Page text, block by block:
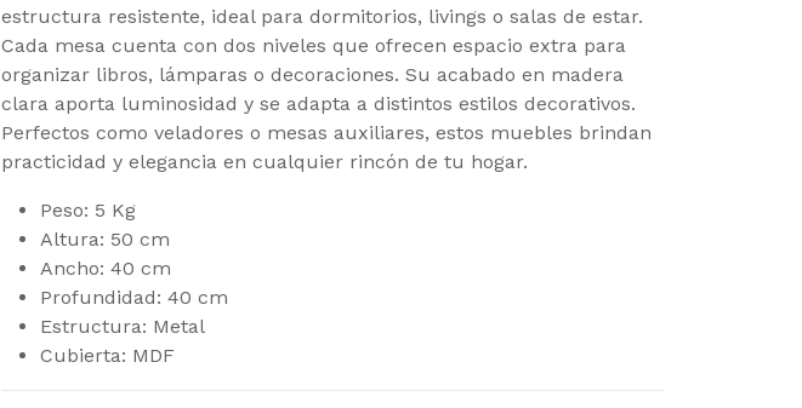
estructura resistente, ideal para dormitorios, livings o salas de estar.
Cada mesa cuenta con dos niveles que ofrecen espacio extra para
organizar libros, lámparas o decoraciones. Su acabado en madera
clara aporta luminosidad y se adapta a distintos estilos decorativos.
Perfectos como veladores o mesas auxiliares, estos muebles brindan
practicidad y elegancia en cualquier rincón de tu hogar.
Peso: 5 Kg
Altura: 50 cm
Ancho: 40 cm
Profundidad: 40 cm
Estructura: Metal
Cubierta: MDF